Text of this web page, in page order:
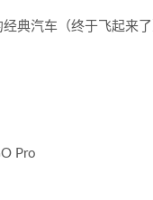
典汽车（终于飞起来了
Pro